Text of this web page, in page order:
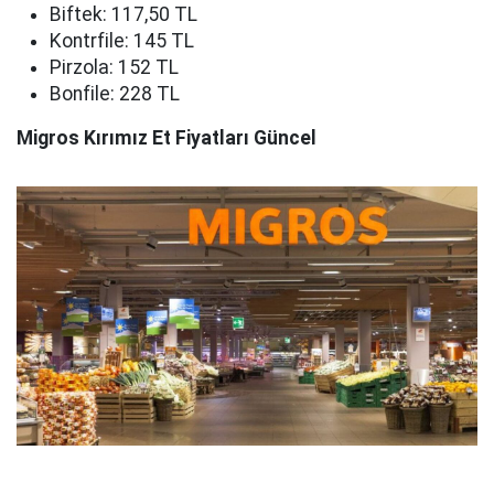
Biftek: 117,50 TL
Kontrfile: 145 TL
Pirzola: 152 TL
Bonfile: 228 TL
Migros Kırımız Et Fiyatları Güncel